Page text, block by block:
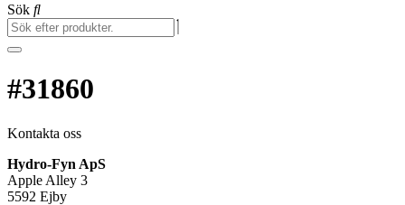
Sök
#31860
Kontakta oss
Hydro-Fyn ApS
Apple Alley 3
5592 Ejby